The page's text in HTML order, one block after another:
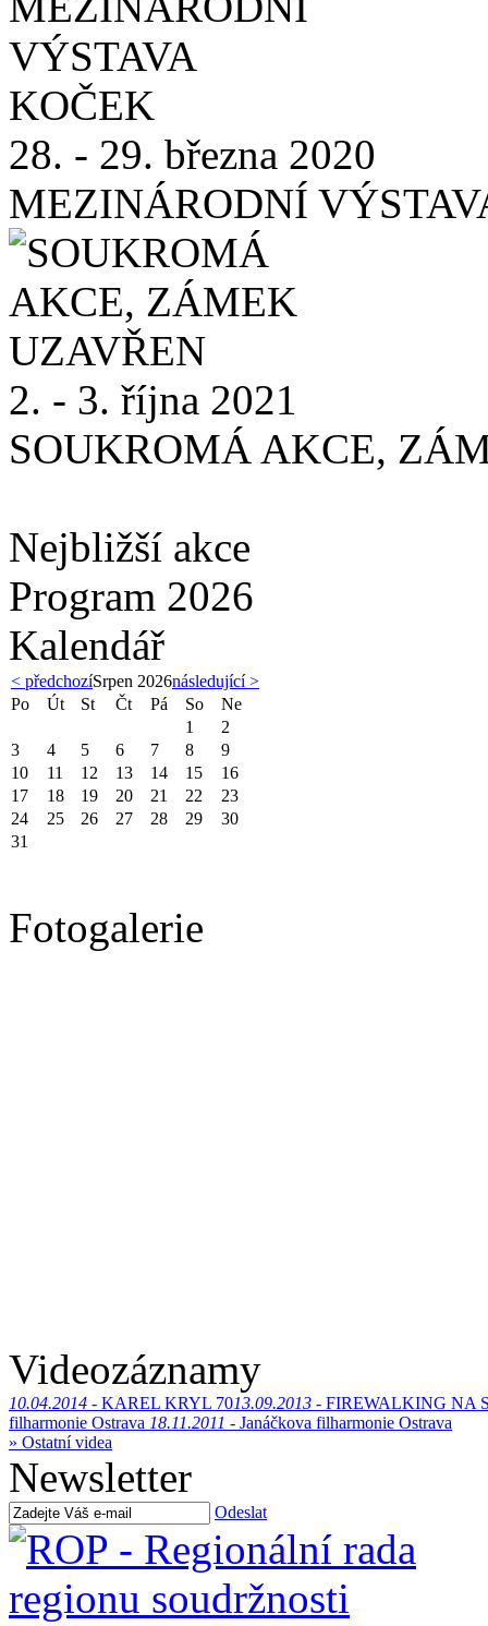
28. - 29. března 2020
MEZINÁRODNÍ
2. - 3. října 2021
SOUKROMÁ AKCE,
Nejbližší akce
Program 2026
Kalendář
< předchozíSrpen 2026následující >
Po
Út St Čt Pá So
Ne
1
2
3
4 5 6 7 8
9
10
11 12 13 14 15
16
17
18 19 20 21 22
23
24
25 26 27 28 29
30
31
Fotogalerie
Videozáznamy
10.04.2014 - KAREL KRYL 7013.09.2013 - FIREWALKING NA
filharmonie Ostrava 18.11.2011 - Janáčkova filharmonie Ostrava
» Ostatní videa
Newsletter
Odeslat